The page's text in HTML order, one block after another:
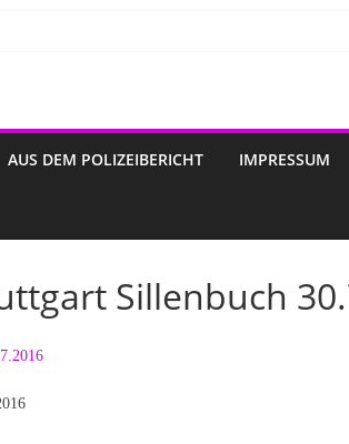
AUS DEM POLIZEIBERICHT IMPRESSUM
Sillenbuch